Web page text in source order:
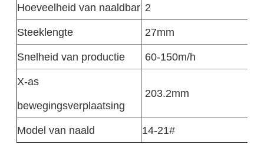
Hoeveelheid van naaldbar 2
Steeklengte
27mm
Snelheid van productie
60-150m/h
X-as
bewegingsverplaatsing
203.2mm
Model van naald 14-21#